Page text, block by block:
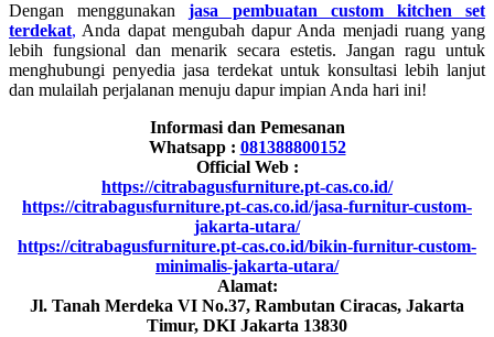
Dengan menggunakanjasa pembuatan custom kitchen set
terdekat, Anda dapat mengubah dapur Anda menjadi ruang yang
lebih fungsional dan menarik secara estetis. Jangan ragu untuk
menghubungi penyedia jasa terdekat untuk konsultasi lebih lanjut
dan mulailah perjalanan menuju dapur impian Anda hari ini!
Informasi dan Pemesanan
Whatsapp : 081388800152
Official Web :
https://citrabagusfurniture.pt-cas.co.id/
https://citrabagusfurniture.pt-cas.co.id/jasa-furnitur-custom-
jakarta-utara/
https://citrabagusfurniture.pt-cas.co.id/bikin-furnitur-custom-
minimalis-jakarta-utara/
Alamat:
Jl. Tanah Merdeka VI No.37, Rambutan Ciracas, Jakarta
Timur, DKI Jakarta 13830